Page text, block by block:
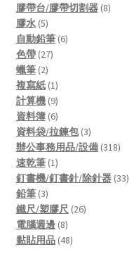
products
膠帶台/膠帶切割器 88
膠水 55
products
自動鉛筆 66
色帶 2727
蠟筆 22
products
複寫紙 11
product
計算機 99
products
資料簿 66
products
資料袋/拉鍊包 33
products
辦公事務用品/設備 318318
速乾筆 11
product
釘書機/釘書針/除針器 3333
鉛筆 33
products
鐵尺/塑膠尺 2626
電腦週邊 88
products
黏貼用品 4848